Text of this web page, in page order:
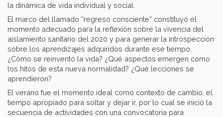
la dinámica de vida individual y social.
El marco del llamado “regreso consciente” constituyó el
momento adecuado para la reflexión sobre la vivencia del
aislamiento sanitario del 2020 y para generar la introspección
sobre los aprendizajes adquiridos durante ese tiempo.
¿Cómo se reinventó la vida? ¿Qué aspectos emergen como
los hitos de esta nueva normalidad? ¿Qué lecciones se
aprendieron?
El verano fue el momento ideal como contexto de cambio, el
tiempo apropiado para soltar y dejar ir, por lo cual se inició la
secuencia de actividades con una convocatoria para